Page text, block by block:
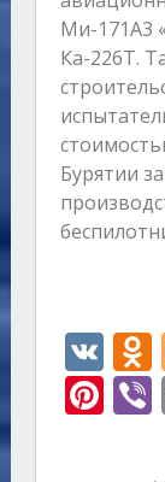
Ми-171А3
Ка-226Т.
Бурятии
V
K
Pi